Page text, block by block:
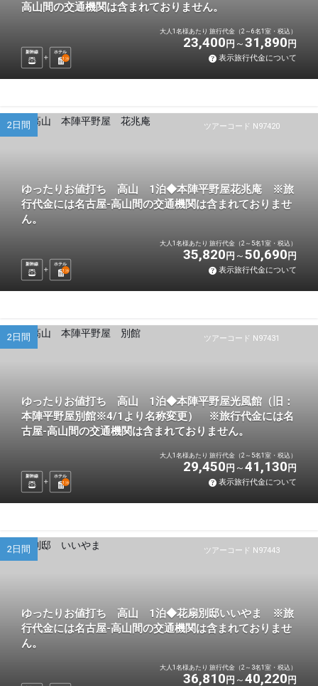
高山間の交通機関は含まれておりません。
新幹線
ホテル
1 泊
大人1名様あたり 旅行代金（2～6名1室・税込）
23,400 円 31,890 円
表示旅行代金について
ツアーコード N97420
2日間
ゆったりお値打ち 高山 1泊◆本陣平野屋花兆庵 ※旅
行代金には名古屋-高山間の交通機関は含まれておりませ
ん。
新幹線
ホテル
1 泊
大人1名様あたり 旅行代金（2～5名1室・税込）
35,820 円 50,690 円
表示旅行代金について
ツアーコード N97431
2日間
ゆったりお値打ち 高山 1泊◆本陣平野屋光風館（旧：
本陣平野屋別館※4/1より名称変更） ※旅行代金には名
古屋-高山間の交通機関は含まれておりません。
新幹線
ホテル
1 泊
大人1名様あたり 旅行代金（2～5名1室・税込）
29,450 円 41,130 円
表示旅行代金について
ツアーコード N97443
2日間
ゆったりお値打ち 高山 1泊◆花扇別邸いいやま ※旅
行代金には名古屋-高山間の交通機関は含まれておりませ
ん。
大人1名様あたり 旅行代金（2～3名1室・税込）
36,810 円 40,220 円